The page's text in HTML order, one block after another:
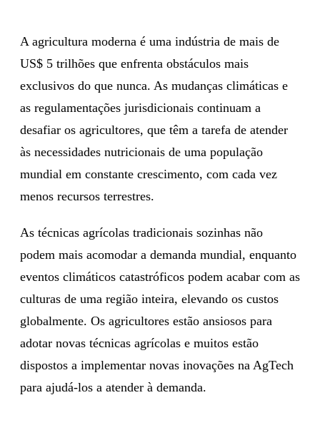
A agricultura moderna é uma indústria de mais de
US$ 5 trilhões que enfrenta obstáculos mais
exclusivos do que nunca. As mudanças climáticas e
as regulamentações jurisdicionais continuam a
desafiar os agricultores, que têm a tarefa de atender
às necessidades nutricionais de uma população
mundial em constante crescimento, com cada vez
menos recursos terrestres.
As técnicas agrícolas tradicionais sozinhas não
podem mais acomodar a demanda mundial, enquanto
eventos climáticos catastróficos podem acabar com as
culturas de uma região inteira, elevando os custos
globalmente. Os agricultores estão ansiosos para
adotar novas técnicas agrícolas e muitos estão
dispostos a implementar novas inovações na AgTech
para ajudá-los a atender à demanda.